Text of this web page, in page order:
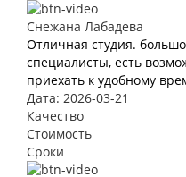
Снежана Лабадева
Отличная студия.
специалисты, есть
приехать к удобному
Дата: 2026-03-21
Качество
Стоимость
Сроки